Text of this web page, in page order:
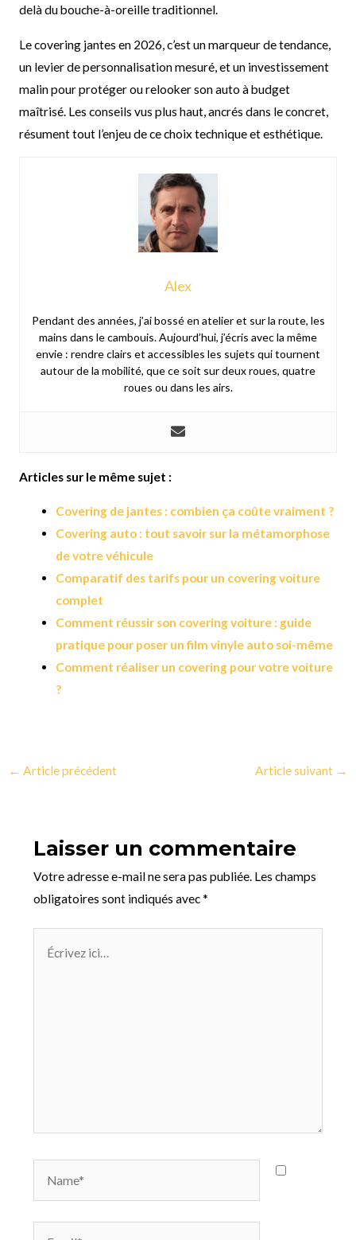
delà du bouche-à-oreille traditionnel.
Le covering jantes en 2026, c’est un marqueur de tendance,
un levier de personnalisation mesuré, et un investissement
malin pour protéger ou relooker son auto à budget
maîtrisé. Les conseils vus plus haut, ancrés dans le concret,
résument tout l’enjeu de ce choix technique et esthétique.
Alex
Pendant des années, j’ai bossé en atelier et sur la route, les
mains dans le cambouis. Aujourd’hui, j’écris avec la même
envie : rendre clairs et accessibles les sujets qui tournent
autour de la mobilité, que ce soit sur deux roues, quatre
roues ou dans les airs.
Articles sur le même sujet :
Covering de jantes : combien ça coûte vraiment ?
Covering auto : tout savoir sur la métamorphose
de votre véhicule
Comparatif des tarifs pour un covering voiture
complet
Comment réussir son covering voiture : guide
pratique pour poser un film vinyle auto soi-même
Comment réaliser un covering pour votre voiture
?
← Article précédent Article suivant →
Laisser un commentaire
Votre adresse e-mail ne sera pas publiée. Les champs
obligatoires sont indiqués avec*
ici…